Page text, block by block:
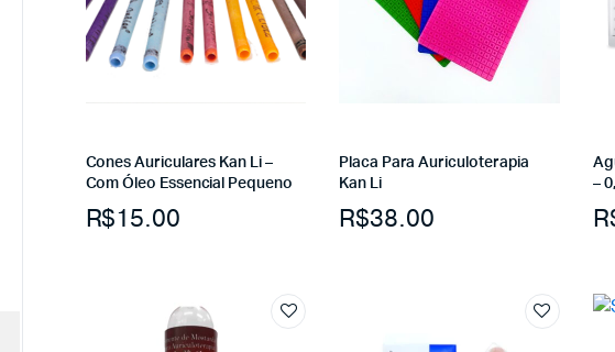
Cones Auriculares Kan Li –
Com Óleo Essencial Pequeno
R$15.00
Placa Para Auriculoterapia
Kan Li
R$38.00
–